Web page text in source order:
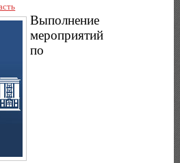
Выполнение
мероприятий
по